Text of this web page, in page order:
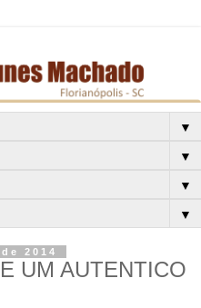
▼
▼
▼
▼
2014
UM AUTENTICO